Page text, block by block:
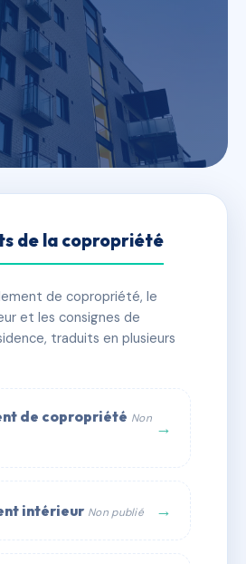
DE LA CROIX
LYON
🏠 133 lots 🏗 1 bâtiment(s)
Digital 💬 WhatsApp
de la copropriété
de copropriété, le
et les consignes de
traduits en plusieurs
de copropriété Non →
intérieur Non publié →